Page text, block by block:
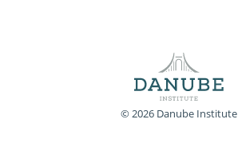
© 2026 Danube Institute